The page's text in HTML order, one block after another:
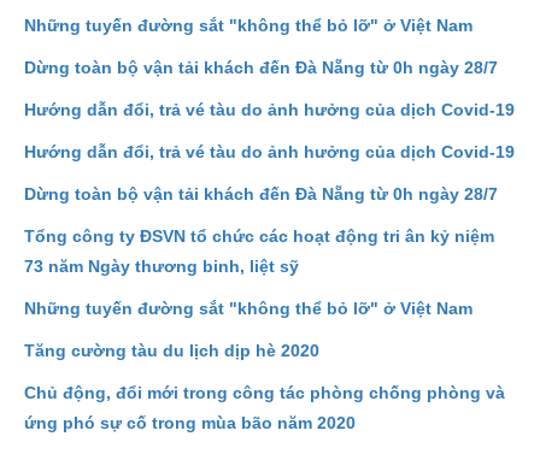
Những tuyến đường sắt "không thể bỏ lỡ" ở Việt Nam
Dừng toàn bộ vận tải khách đến Đà Nẵng từ 0h ngày 28/7
Hướng dẫn đổi, trả vé tàu do ảnh hưởng của dịch Covid-19
Hướng dẫn đổi, trả vé tàu do ảnh hưởng của dịch Covid-19
Dừng toàn bộ vận tải khách đến Đà Nẵng từ 0h ngày 28/7
Tổng công ty ĐSVN tổ chức các hoạt động tri ân kỷ niệm
73 năm Ngày thương binh, liệt sỹ
Những tuyến đường sắt "không thể bỏ lỡ" ở Việt Nam
Tăng cường tàu du lịch dịp hè 2020
Chủ động, đổi mới trong công tác phòng chống phòng và
ứng phó sự cố trong mùa bão năm 2020